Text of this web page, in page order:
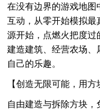
在没有边界的游戏地图
互动，从零开始模拟最
源开始，点燃火把度过
建造建筑、经营农场
自己的乐趣。
【创造无限可能，用方
自由建造与拆除方块